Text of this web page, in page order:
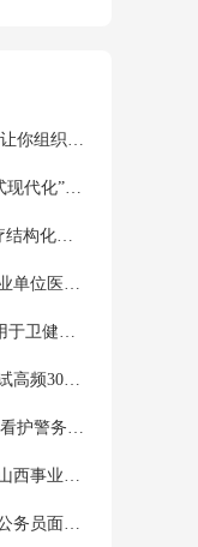
结构化面试热点：你单位领导让你组织开展《八角笼中》观影学习活动，你怎么组织？
结构化面试热点：对于“中国式现代化”，谈谈你的理解！
最新！2021年1月-6月全国医疗结构化面试真题（63套/165道）
2022年医疗卫生面试真题&事业单位医疗面试护理面试题目&卫健系统医疗结构化面试真题、技巧、热点、答题模板及题目解析
糖蒜老师医疗面试200题（适用于卫健委、疾控中心招聘，以及医院招聘医师岗、护理岗、综合岗等）
员额法官&员额检察官入额面试高频30题，法院检察院遴选面试必背高频题目及解析，有偿分享！
辅警留置看护岗面试题：留置看护警务辅助人员面试高频题目及解析&面试热点话题、留置看护面试答题技巧！
山西事业单位面试真题解析&山西事业单位面试题目解析汇总（2018年-2022年）
贵州省考面试真题解析&贵州公务员面试题目解析汇总（2016年-2022年）